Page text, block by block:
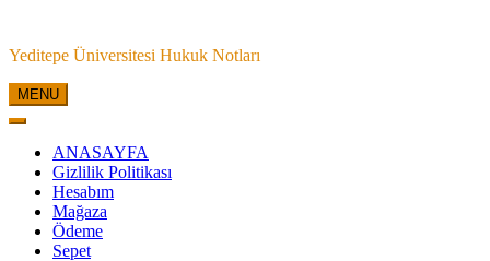
content
Yeditepe Üniversitesi Hukuk Notları
MENU
ANASAYFA
Gizlilik Politikası
Hesabım
Mağaza
Ödeme
Sepet